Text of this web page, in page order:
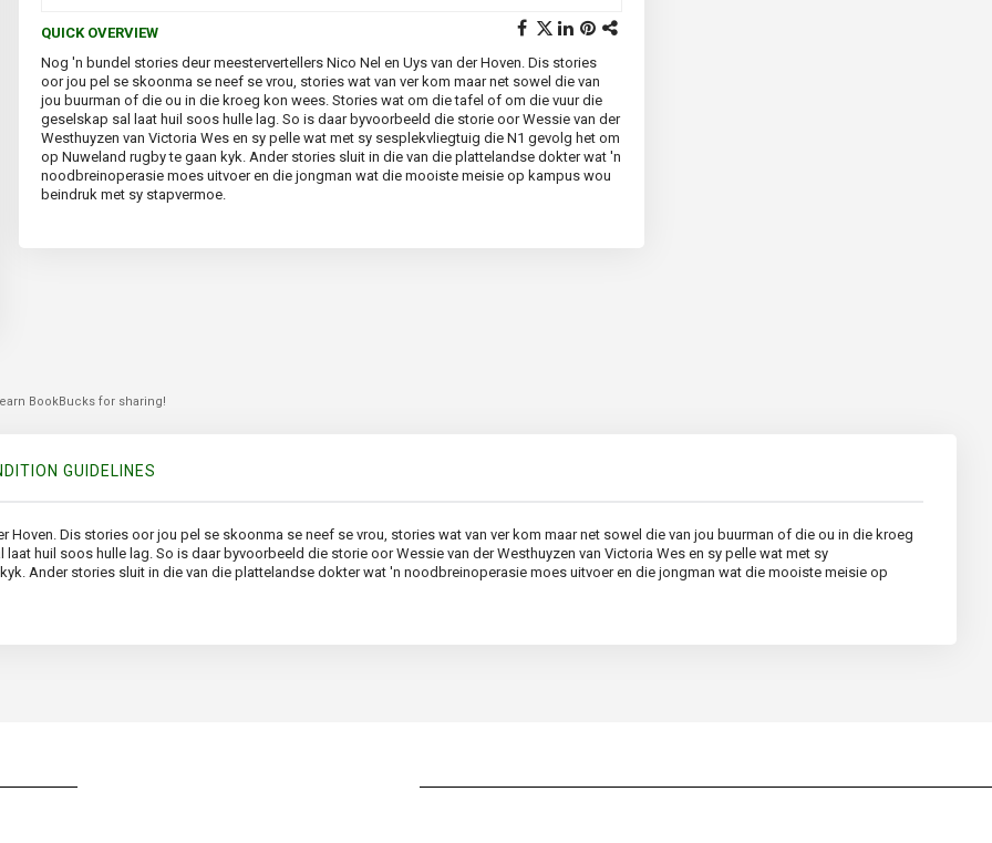
QUICK OVERVIEW
Nog 'n bundel stories deur meestervertellers Nico Nel en Uys van der Hoven. Dis stories
oor jou pel se skoonma se neef se vrou, stories wat van ver kom maar net sowel die van
jou buurman of die ou in die kroeg kon wees. Stories wat om die tafel of om die vuur die
geselskap sal laat huil soos hulle lag. So is daar byvoorbeeld die storie oor Wessie van der
Westhuyzen van Victoria Wes en sy pelle wat met sy sesplekvliegtuig die N1 gevolg het om
op Nuweland rugby te gaan kyk. Ander stories sluit in die van die plattelandse dokter wat 'n
noodbreinoperasie moes uitvoer en die jongman wat die mooiste meisie op kampus wou
beindruk met sy stapvermoe.
BookBucks for sharing!
GUIDELINES
Hoven. Dis stories oor jou pel se skoonma se neef se vrou, stories wat van ver kom maar net sowel die van jou buurman of die ou in die kroeg
huil soos hulle lag. So is daar byvoorbeeld die storie oor Wessie van der Westhuyzen van Victoria Wes en sy pelle wat met sy
Ander stories sluit in die van die plattelandse dokter wat 'n noodbreinoperasie moes uitvoer en die jongman wat die mooiste meisie op